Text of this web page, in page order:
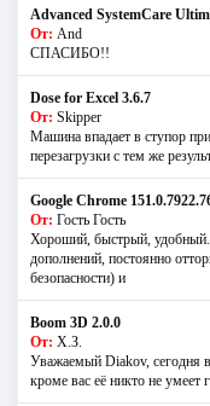
Advanced SystemCare
От: And
СПАСИБО!!
Dose for Excel 3.6.7
От: Skipper
Машина впадает в ступор
перезагрузки с тем же
Google Chrome
От: Гость Гость
Хороший, быстрый,
дополнений, постоянно
безопасности) и
Boom 3D 2.0.0
От: Х.З.
Уважаемый Diakov, сегодня
кроме вас её никто не умеет